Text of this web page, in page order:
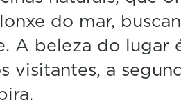
l
u
m
e
0
do mar,
A beleza do lugar
visitantes, a